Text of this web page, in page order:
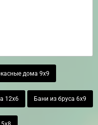
дома 9х9
12х6 Бани из бруса 6х9